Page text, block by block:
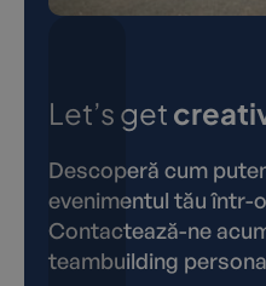
Let’s get
Descoperă cum
evenimentul tău într-
Contactează-ne
teambuilding